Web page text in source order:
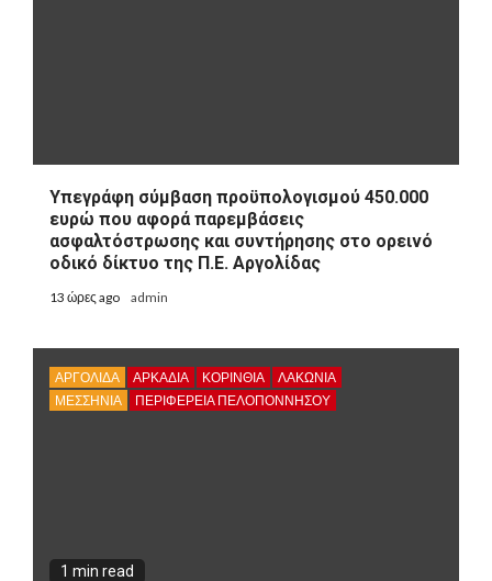
Υπεγράφη σύμβαση προϋπολογισμού 450.000
ευρώ που αφορά παρεμβάσεις
ασφαλτόστρωσης και συντήρησης στο ορεινό
οδικό δίκτυο της Π.Ε. Αργολίδας
13 ώρες ago admin
ΑΡΓΟΛΙΔΑ ΑΡΚΑΔΊΑ ΚΟΡΙΝΘΊΑ
ΛΑΚΩΝΙΑ
ΜΕΣΣΗΝΙΑ
ΠΕΡΙΦΈΡΕΙΑ ΠΕΛΟΠΟΝΝΉΣΟΥ
1 min read